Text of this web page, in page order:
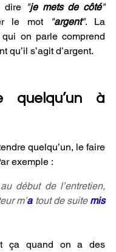
dire "je mets de côté "
le mot
"argent". La
on parle comprend
qu’il s’agit d’argent.
quelqu’un à
quelqu’un, le faire
exemple :
début de l’entretien,
m’a tout de suite mis
ça quand on a des